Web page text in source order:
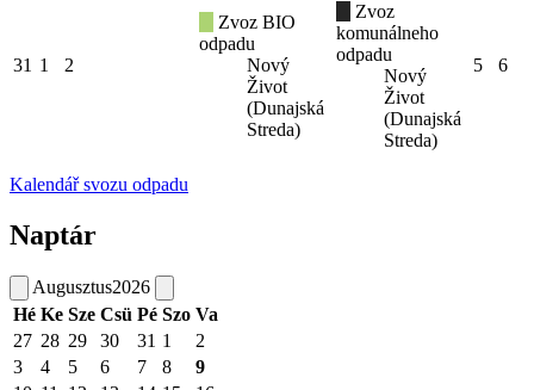
31 1 2
Zvoz BIO
odpadu
Nový
Život
(Dunajská
Streda)
Zvoz
komunálneho
odpadu
Nový
Život
(Dunajská
Streda)
5 6
Kalendář svozu odpadu
Naptár
Augusztus2026
Hé Ke Sze Csü Pé Szo Va
27 28 29 30 31 1
2
3
4 5 6 7 8
9